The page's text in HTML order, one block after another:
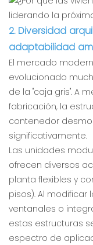
2. Diversidad
adaptabilidad
El mercado
evolucionado
de la "caja gris". A
fabricación, la
contenedor
significativamente.
Las unidades
ofrecen diversos
planta flexibles y
pisos). Al
ventanales o
estas estructuras
espectro de